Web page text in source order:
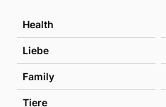
Health
Liebe
Family
Tiere